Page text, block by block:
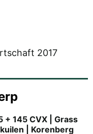
2017
+ 145 CVX | Grass
| Korenberg